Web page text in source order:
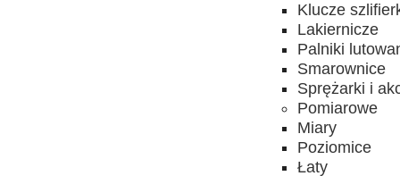
Klucze
Lakiernicze
Palniki
Smarownice
Sprężarki i
Pomiarowe
Miary
Poziomice
Łaty